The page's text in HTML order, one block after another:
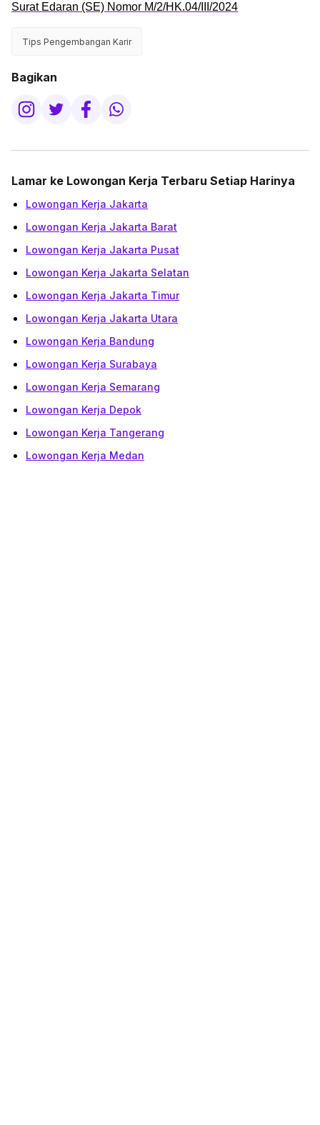
Surat Edaran (SE) Nomor M/2/HK.04/III/2024
Tips Pengembangan Karir
Bagikan
Lamar ke Lowongan Kerja Terbaru Setiap Harinya
Lowongan Kerja Jakarta
Lowongan Kerja Jakarta Barat
Lowongan Kerja Jakarta Pusat
Lowongan Kerja Jakarta Selatan
Lowongan Kerja Jakarta Timur
Lowongan Kerja Jakarta Utara
Lowongan Kerja Bandung
Lowongan Kerja Surabaya
Lowongan Kerja Semarang
Lowongan Kerja Depok
Lowongan Kerja Tangerang
Lowongan Kerja Medan